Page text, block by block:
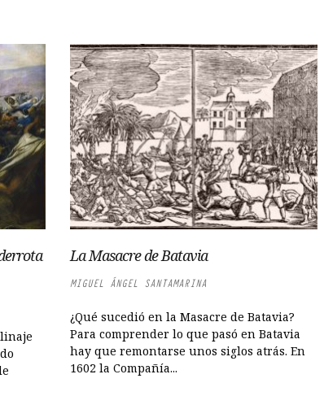
La Masacre de Batavia
MIGUEL ÁNGEL SANTAMARINA
¿Qué sucedió en la Masacre de Batavia?
Para comprender lo que pasó en Batavia
hay que remontarse unos siglos atrás. En
1602 la Compañía...